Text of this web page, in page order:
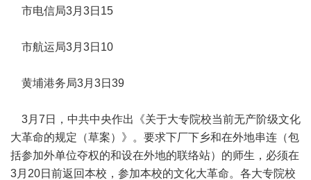
市电信局3月3日15
市航运局3月3日10
黄埔港务局3月3日39
3月7日，中共中央作出《关于大专院校当前无产阶级文化
大革命的规定（草案）》。要求下厂下乡和在外地串连（包
括参加外单位夺权的和设在外地的联络站）的师生，必须在
3月20日前返回本校，参加本校的文化大革命。各大专院校